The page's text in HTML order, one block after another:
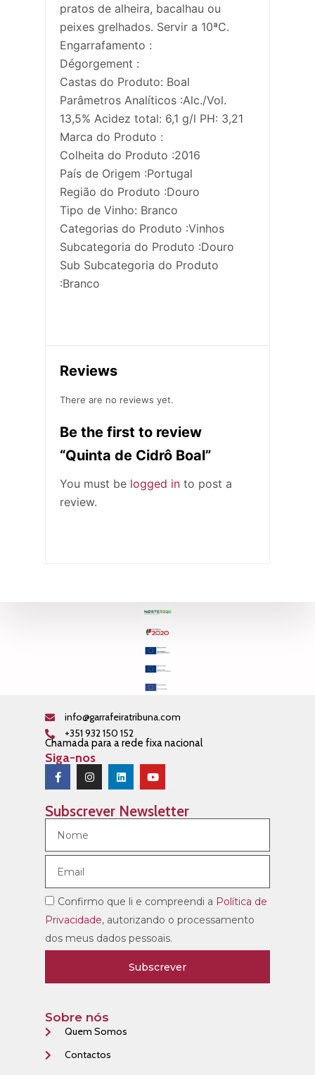
pratos de alheira, bacalhau ou
peixes grelhados. Servir a 10ªC.
Engarrafamento :
Dégorgement :
Castas do Produto: Boal
Parâmetros Analíticos :Alc./Vol.
13,5% Acidez total: 6,1 g/l PH: 3,21
Marca do Produto :
Colheita do Produto :2016
País de Origem :Portugal
Região do Produto :Douro
Tipo de Vinho: Branco
Categorias do Produto :Vinhos
Subcategoria do Produto :Douro
Sub Subcategoria do Produto
:Branco
Reviews
There are no reviews yet.
Be the first to review
“Quinta de Cidrô Boal”
You must be logged in to post a
review.
info@garrafeiratribuna.com
+351 932 150 152
Chamada para a rede fixa nacional
Siga-nos
Sobre nós
Quem Somos
Contactos
Subscrever Newsletter
Confirmo que li e compreendi a Política de
Privacidade, autorizando o processamento
dos meus dados pessoais.
Subscrever